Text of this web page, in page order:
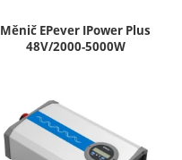
Měnič EPever IPower Plus
48V/2000-5000W